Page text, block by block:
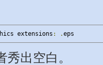
extensions : .eps
出空白。